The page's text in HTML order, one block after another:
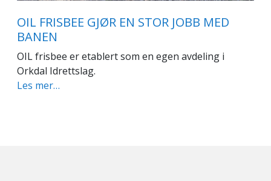
OIL FRISBEE GJØR EN STOR JOBB MED
BANEN
OIL frisbee er etablert som en egen avdeling i
Orkdal Idrettslag.
Les mer…